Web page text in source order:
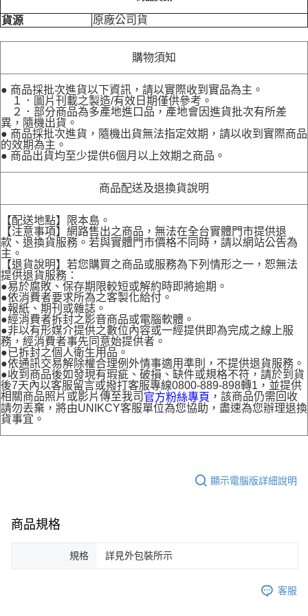
貨源 原廠公司貨
購物須知
● 商品採批次進貨以下資訊，請以實際收到實品為主。
１．圖片刊載之製造/有效日期僅供參考。
２．部分商品為多產地進口品，產地會因進貨批次有所差
異，隨機出貨。
● 商品採批次進貨，隨機出貨無法指定效期，請以收到實際商品
的效期為主。
● 商品出貨均至少提供6個月以上效期之商品。
商品配送及退換貨說明
【配送地點】限本島。
【注意事項】網路售出之商品，無法在全台實體門市提供退
款、退換貨服務。若與實體門市價格不同時，請以網站公告為
主。
【退貨說明】若您購買之商品或服務為下列情形之一，恕無法
提供退貨服務：
●易於腐敗、保存期限較短或解約時即將逾期。
●依消費者要求所為之客製化給付。
●報紙、期刊或雜誌。
●經消費者拆封之影音商品或電腦軟體。
●非以有形媒介提供之數位內容或一經提供即為完成之線上服
務，經消費者事先同意始提供者。
●已拆封之個人衛生用品。
●依通訊交易解除權合理例外情事適用準則，不提供退貨服務。
●收到商品後如發現有瑕疵、破損、缺件或規格不符，請於到貨
後7天內以客服留言或撥打客服專線0800-889-898轉1，並提供
相關商品照片或影片傳至我司 官方粉絲專頁 ，該商品仍需回收
請勿丟棄，將由UNIKCY客服單位為您協助，盡速為您辦理退換
貨事宜。
顯示電腦版詳細說明
商品規格
規格 詳見外包裝所示
客服